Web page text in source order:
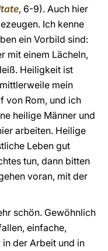
, 6-9). Auch hier
Ich kenne
ein Vorbild sind:
mit einem Lächeln,
Heiligkeit ist
mein
von Rom, und ich
heilige Männer und
arbeiten. Heilige
Leben gut
tun, dann bitten
voran, mit der
schön. Gewöhnlich
einfache,
der Arbeit und in